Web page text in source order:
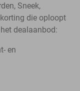
Sneek,
die oploopt
dealaanbod:
en